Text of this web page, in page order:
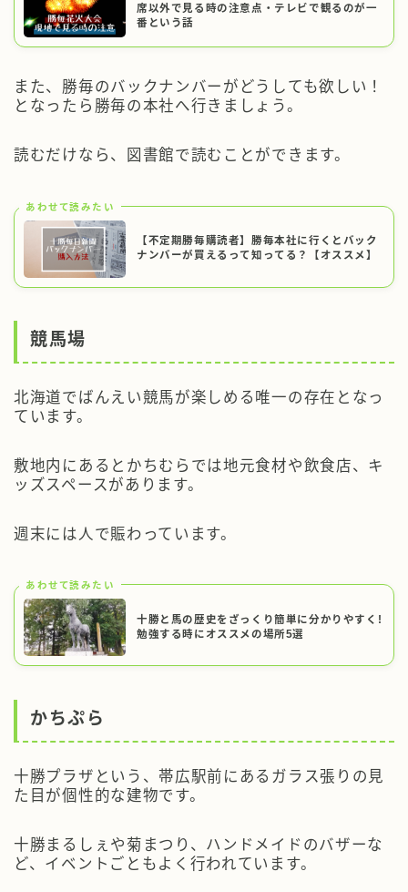
席以外で見る時の注意点・テレビで観るのが一
番という話
また、勝毎のバックナンバーがどうしても欲しい！
となったら勝毎の本社へ行きましょう。
読むだけなら、図書館で読むことができます。
あわせて読みたい
【不定期勝毎購読者】勝毎本社に行くとバック
ナンバーが買えるって知ってる？【オススメ】
競馬場
北海道でばんえい競馬が楽しめる唯一の存在 となっ
ています。
敷地内にあるとかちむらでは地元食材や飲食店、キ
ッズスペースがあります。
週末には人で賑わっています。
あわせて読みたい
十勝と馬の歴史をざっくり簡単に分かりやすく!
勉強する時にオススメの場所5選
かちぷら
十勝プラザ という、帯広駅前にあるガラス張りの見
た目が個性的な建物です。
十勝まるしぇや菊まつり、ハンドメイドのバザーな
ど、イベントごともよく行われています。